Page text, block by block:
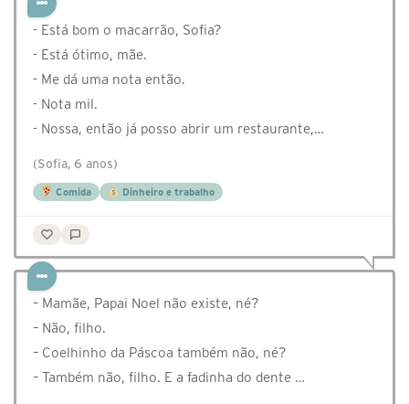
- Está bom o macarrão, Sofia?
- Está ótimo, mãe.
- Me dá uma nota então.
- Nota mil.
- Nossa, então já posso abrir um restaurante,…
(Sofia, 6 anos)
Comida Dinheiro e trabalho
– Mamãe, Papai Noel não existe, né?
– Não, filho.
– Coelhinho da Páscoa também não, né?
– Também não, filho. E a fadinha do dente …